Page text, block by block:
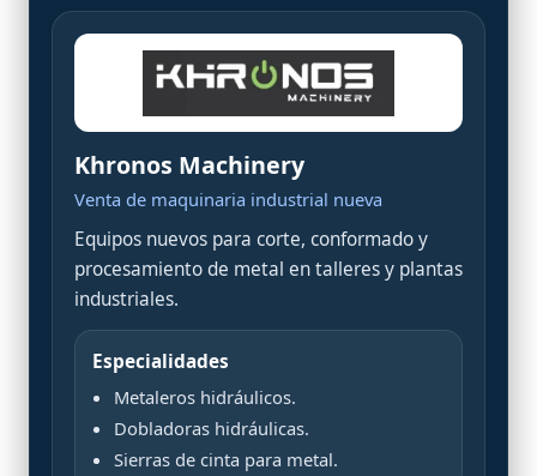
Khronos Machinery
Venta de maquinaria industrial nueva
Equipos nuevos para corte, conformado y
procesamiento de metal en talleres y plantas
industriales.
Especialidades
Metaleros hidráulicos.
Dobladoras hidráulicas.
Sierras de cinta para metal.